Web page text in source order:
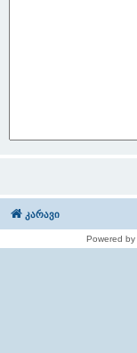
კარავი
Powered by